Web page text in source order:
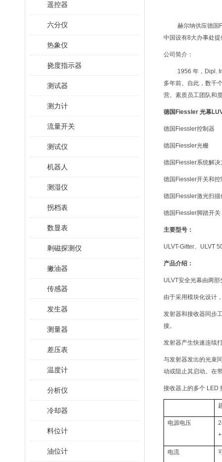
遥控器
六分仪
热象仪
挠度指示器
测试器
测力计
流量开关
测试仪
机器人
测湿仪
拐档表
数显表
剩磁探测仪
撇油器
传感器
发生器
测量器
差压表
温度计
分析仪
冷却器
料位计
油位计
赫尔纳供应德国
中国设有8大办事处
公司简介：
1956 年，Dipl.
多年前。自此，数千
营。素质员工团队和
德国Fiessler 光幕
德国Fiessler控制器
德国Fiessler光栅
德国Fiessler系统解决
德国Fiessler开关和控
德国Fiessler激光扫描
德国Fiessler脚踏开关
主要型号：
ULVT-Gitter、ULVT
产品介绍：
ULVT安全光幕由两
由于采用模块化设计
发射器和接收器同步
接。
发射器产生快速连续
与发射器发出的光束
动或阻止其启动。在
接收器上的多个 LED
电源电压
电流